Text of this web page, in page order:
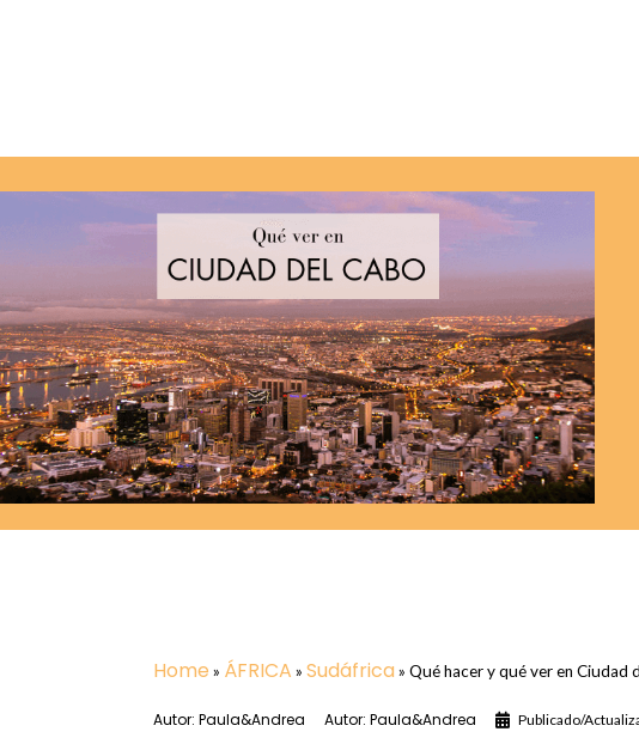
Home » ÁFRICA » Sudáfrica » Qué hacer y qué ver en Ciudad
Autor: Paula&Andrea Autor: Paula&Andrea Publicado/